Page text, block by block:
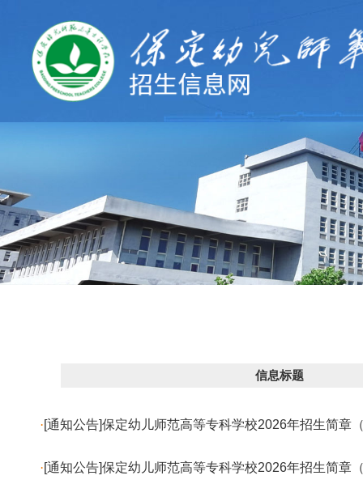
信息标题
· [通知公告]保定幼儿师范高等专科学校2026年招生简章
· [通知公告]保定幼儿师范高等专科学校2026年招生简章